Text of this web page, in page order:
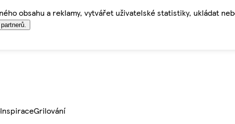
obsahu a reklamy, vytvářet uživatelské statistiky, ukládat
InspiraceGrilování